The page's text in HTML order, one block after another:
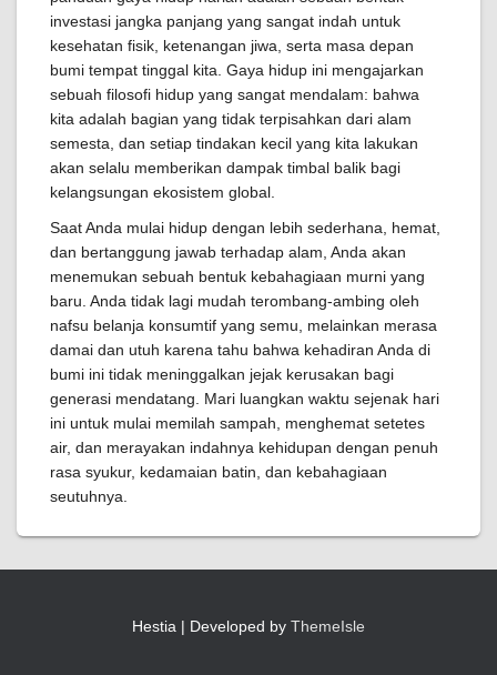
investasi jangka panjang yang sangat indah untuk
kesehatan fisik, ketenangan jiwa, serta masa depan
bumi tempat tinggal kita. Gaya hidup ini mengajarkan
sebuah filosofi hidup yang sangat mendalam: bahwa
kita adalah bagian yang tidak terpisahkan dari alam
semesta, dan setiap tindakan kecil yang kita lakukan
akan selalu memberikan dampak timbal balik bagi
kelangsungan ekosistem global.
Saat Anda mulai hidup dengan lebih sederhana, hemat,
dan bertanggung jawab terhadap alam, Anda akan
menemukan sebuah bentuk kebahagiaan murni yang
baru. Anda tidak lagi mudah terombang-ambing oleh
nafsu belanja konsumtif yang semu, melainkan merasa
damai dan utuh karena tahu bahwa kehadiran Anda di
bumi ini tidak meninggalkan jejak kerusakan bagi
generasi mendatang. Mari luangkan waktu sejenak hari
ini untuk mulai memilah sampah, menghemat setetes
air, dan merayakan indahnya kehidupan dengan penuh
rasa syukur, kedamaian batin, dan kebahagiaan
seutuhnya.
Hestia | Developed by ThemeIsle